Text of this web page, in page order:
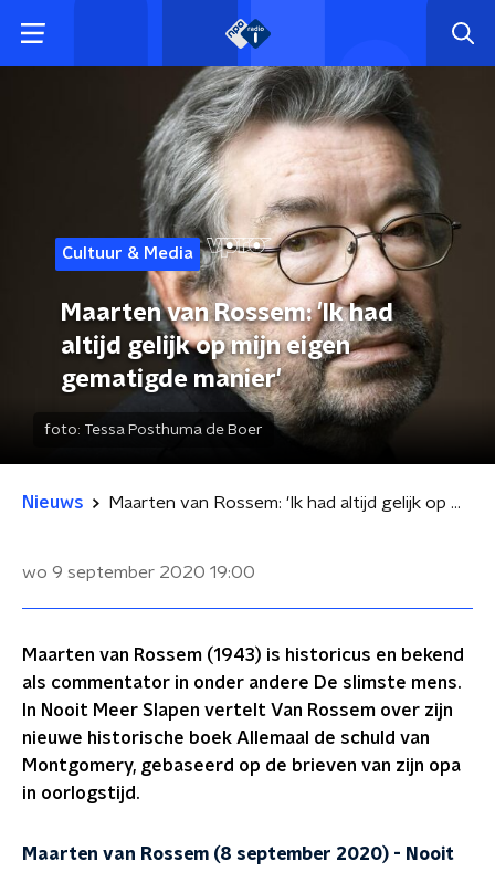
Cultuur & Media
Maarten van Rossem: 'Ik had
altijd gelijk op mijn eigen
gematigde manier'
foto: Tessa Posthuma de Boer
Nieuws Maarten van Rossem: 'Ik had altijd gelijk op mijn eigen gematigde manier'
wo 9 september 2020 19:00
Maarten van Rossem (1943) is historicus en bekend
als commentator in onder andere De slimste mens.
In Nooit Meer Slapen vertelt Van Rossem over zijn
nieuwe historische boek Allemaal de schuld van
Montgomery, gebaseerd op de brieven van zijn opa
in oorlogstijd.
Maarten van Rossem (8 september 2020) - Nooit